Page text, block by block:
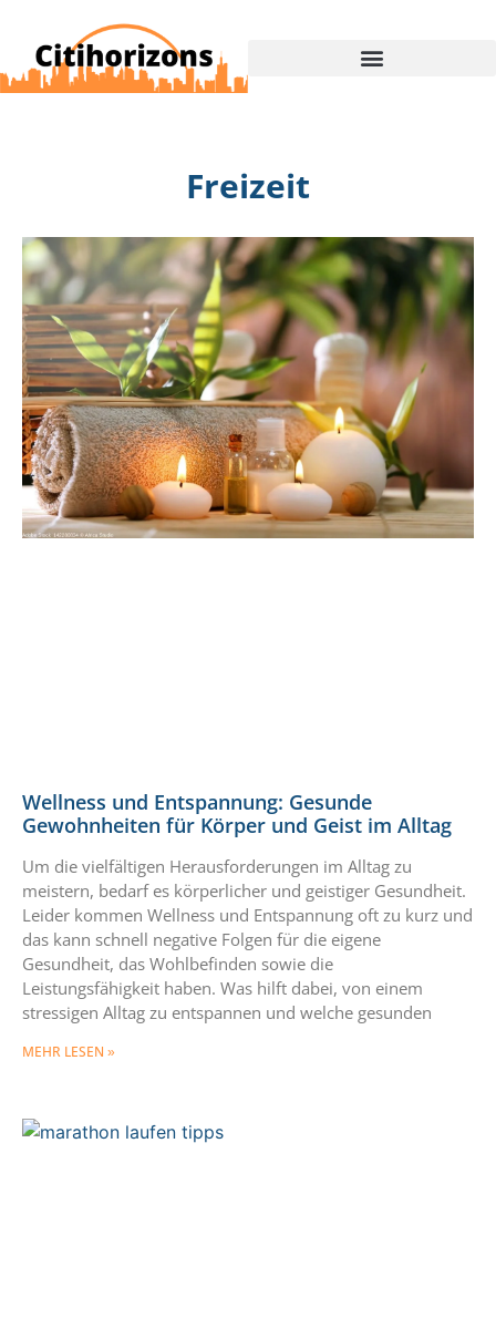
Freizeit
Wellness und Entspannung: Gesunde
Gewohnheiten für Körper und Geist im Alltag
Um die vielfältigen Herausforderungen im Alltag zu
meistern, bedarf es körperlicher und geistiger Gesundheit.
Leider kommen Wellness und Entspannung oft zu kurz und
das kann schnell negative Folgen für die eigene
Gesundheit, das Wohlbefinden sowie die
Leistungsfähigkeit haben. Was hilft dabei, von einem
stressigen Alltag zu entspannen und welche gesunden
MEHR LESEN »